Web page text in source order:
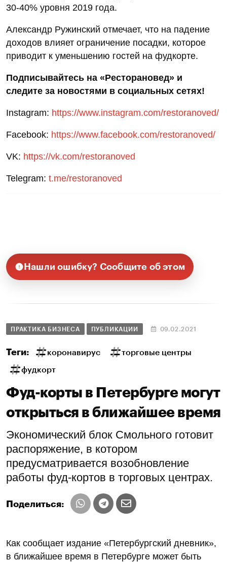
30-40% уровня 2019 года.
Александр Ружинский отмечает, что на падение
доходов влияет ограничение посадки, которое
приводит к уменьшению гостей на фудкорте.
Подписывайтесь на «Ресторановед» и
следите за новостями в социальных сетях!
Instagram: https://www.instagram.com/restoranoved/
Facebook: https://www.facebook.com/restoranoved/
VK: https://vk.com/restoranoved
Telegram: t.me/restoranoved
Нашли ошибку? Сообщите об этом
ПРАКТИКА БИЗНЕСА ПУБЛИКАЦИИ 09.02.2021
Теги: коронавирус торговые центры
фудкорт
Фуд-корты в Петербурге могут
открыться в ближайшее время
Экономический блок Смольного готовит
распоряжение, в котором
предусматривается возобновление
работы фуд-кортов в торговых центрах.
Поделиться:
Как сообщает издание «Петербургский дневник»,
в ближайшее время в Петербурге может быть